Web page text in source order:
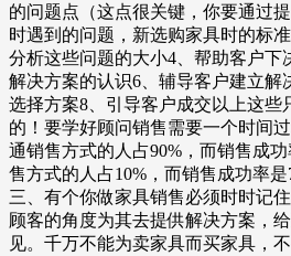
的问题点（这点很关键，你要通过
时遇到的问题，新选购家具时的标
分析这些问题的大小4、帮助客户下
解决方案的认识6、辅导客户建立解
选择方案8、引导客户成交以上这些
的！要学好顾问销售需要一个时间
通销售方式的人占90%，而销售成
售方式的人占10%，而销售成功率是
三、有个你做家具销售必须时时记
顾客的角度为其去提供解决方案，
见。千万不能为卖家具而买家具，